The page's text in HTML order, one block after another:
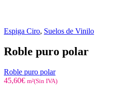
Espiga Ciro, Suelos de Vinilo
Roble puro polar
Roble puro polar
45,60€ m²(Sin IVA)